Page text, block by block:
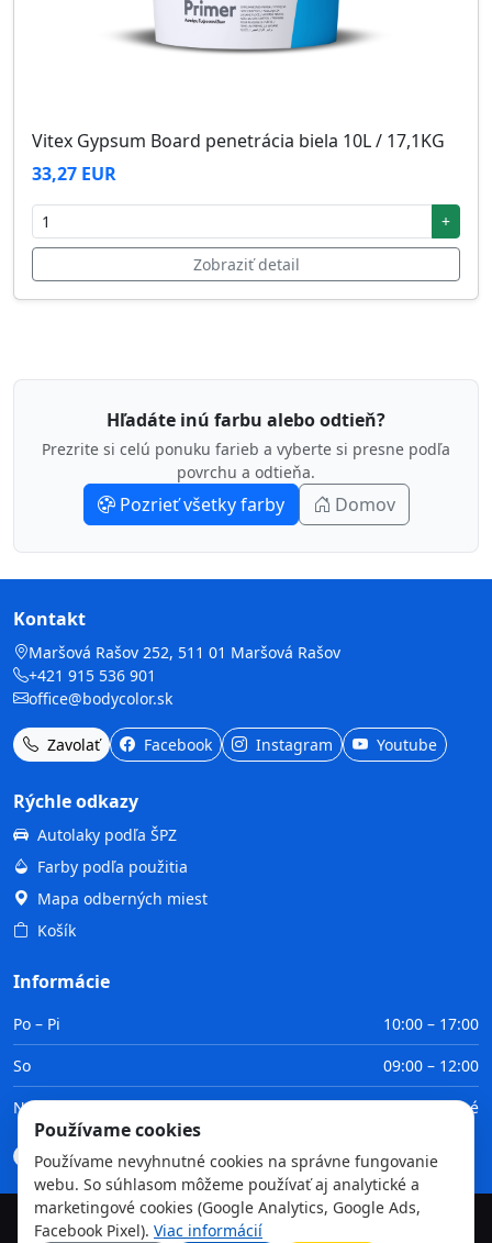
Vitex Gypsum Board penetrácia biela 10L / 17,1KG
33,27 EUR
+
Zobraziť detail
Hľadáte inú farbu alebo odtieň?
Prezrite si celú ponuku farieb a vyberte si presne podľa
povrchu a odtieňa.
Pozrieť všetky farby Domov
Kontakt
Maršová Rašov 252, 511 01 Maršová Rašov
+421 915 536 901
office@bodycolor.sk
Zavolať Facebook Instagram Youtube
Rýchle odkazy
Autolaky podľa ŠPZ
Farby podľa použitia
Mapa odberných miest
Košík
Informácie
Po – Pi
10:00 – 17:00
So
09:00 – 12:00
Ne
Zatvorené
Doprava Platba Obchodné podmienky GDPR
©2026TvojaFarba.sk • Všetky práva vyhradené
Používame cookies
Používame nevyhnutné cookies na správne fungovanie
webu. So súhlasom môžeme používať aj analytické a
marketingové cookies (Google Analytics, Google Ads,
Facebook Pixel). Viac informácií